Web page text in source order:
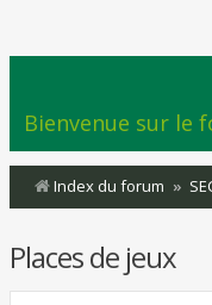
Bienvenue sur le
Index du forum
Places de jeux